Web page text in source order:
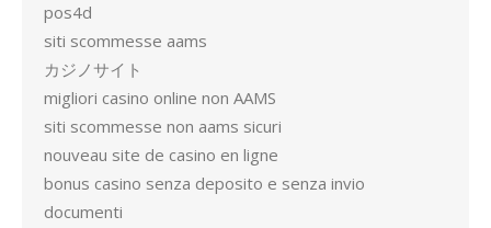
pos4d
siti scommesse aams
カジノサイト
migliori casino online non AAMS
siti scommesse non aams sicuri
nouveau site de casino en ligne
bonus casino senza deposito e senza invio
documenti